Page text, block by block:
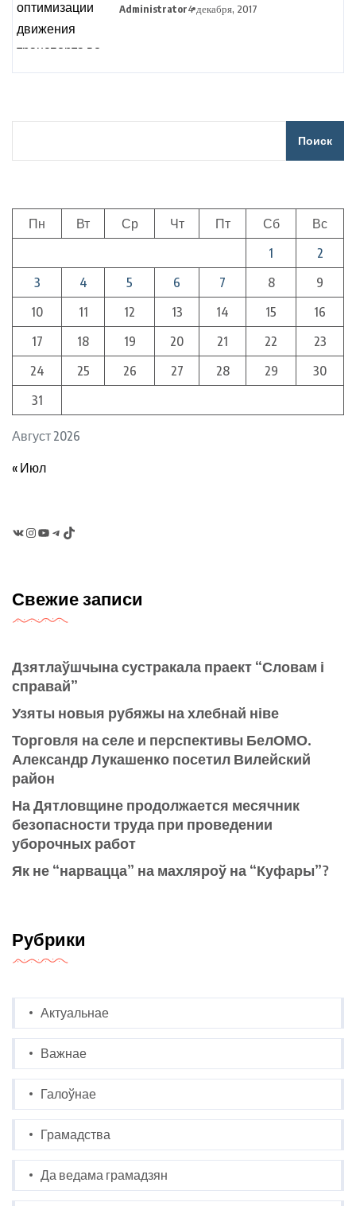
движения транспорта во
Administrator4 декабря, 2017
Поиск
Август 2026
Пн Вт Ср Чт Пт Сб
Вс
1
2
3
4 5 6 7 8
9
10
11 12 13 14 15
16
17
18 19 20 21 22
23
24
25 26 27 28 29
30
31
« Июл
Instagram
YouTubeTelegram
TikTok
Свежие записи
Дзятлаўшчына сустракала праект “Словам і
справай”
Узяты новыя рубяжы на хлебнай ніве
Торговля на селе и перспективы БелОМО.
Александр Лукашенко посетил Вилейский
район
На Дятловщине продолжается месячник
безопасности труда при проведении
уборочных работ
Як не “нарвацца” на махляроў на “Куфары”?
Рубрики
Актуальнае
Важнае
Галоўнае
Грамадства
Да ведама грамадзян